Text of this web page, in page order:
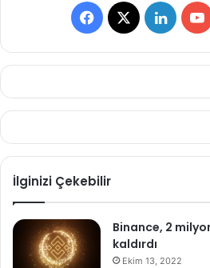
Facebook
X
İlginizi Çekebilir
Binance, 2
kaldırdı
Ekim 13, 2022